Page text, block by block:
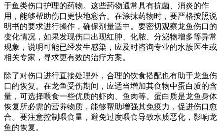
于鱼类伤口护理的药物。这些药物通常具有抗菌、消炎的作
用，能够帮助伤口更快地愈合。在涂抹药物时，要严格按照说
明书的要求进行操作，确保剂量适中。要密切观察龙鱼伤口的
变化情况，如果发现伤口出现红肿、化脓、分泌物增多等异常
现象，说明可能已经发生感染，应及时咨询专业的水族医生或
相关专家，寻求更有效的治疗方案。
除了对伤口进行直接处理外，合理的饮食搭配也有助于龙鱼伤
口的恢复。在龙鱼受伤期间，应适当增加其食物中蛋白质的含
量，可选择喂食一些优质的虾肉、鱼肉等。蛋白质是龙鱼身体
恢复所必需的营养物质，能够帮助增强其免疫力，促进伤口愈
合。要注意控制喂食量，避免过度喂食导致水质恶化，影响龙
鱼的恢复。